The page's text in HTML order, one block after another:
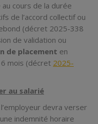
au cours de la durée
de l’accord collectif ou
(décret 2025-338
de validation ou
de placement en
mois (décret 2025-
au salarié
devra verser
indemnité horaire